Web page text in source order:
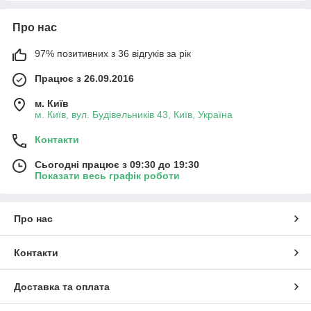
Про нас
97% позитивних з 36 відгуків за рік
Працює з 26.09.2016
м. Київ
м. Київ, вул. Будівельників 43, Київ, Україна
Контакти
Сьогодні працює з 09:30 до 19:30
Показати весь графік роботи
Про нас
Контакти
Доставка та оплата